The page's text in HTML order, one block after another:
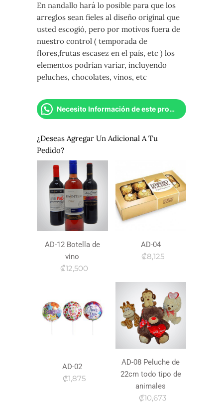
En nandallo hará lo posible para que los
arreglos sean fieles al diseño original que
usted escogió, pero por motivos fuera de
nuestro control ( temporada de
flores,frutas escasez en el país, etc ) los
elementos podrían variar, incluyendo
peluches, chocolates, vinos, etc
Necesito Información de este producto
¿Deseas Agregar Un Adicional A Tu
Pedido?
AD-12 Botella de
vino
₡12,500
AD-04
₡8,125
AD-02
₡1,875
AD-08 Peluche de
22cm todo tipo de
animales
₡10,673